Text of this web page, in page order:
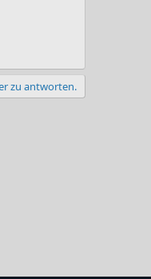
zu antworten.